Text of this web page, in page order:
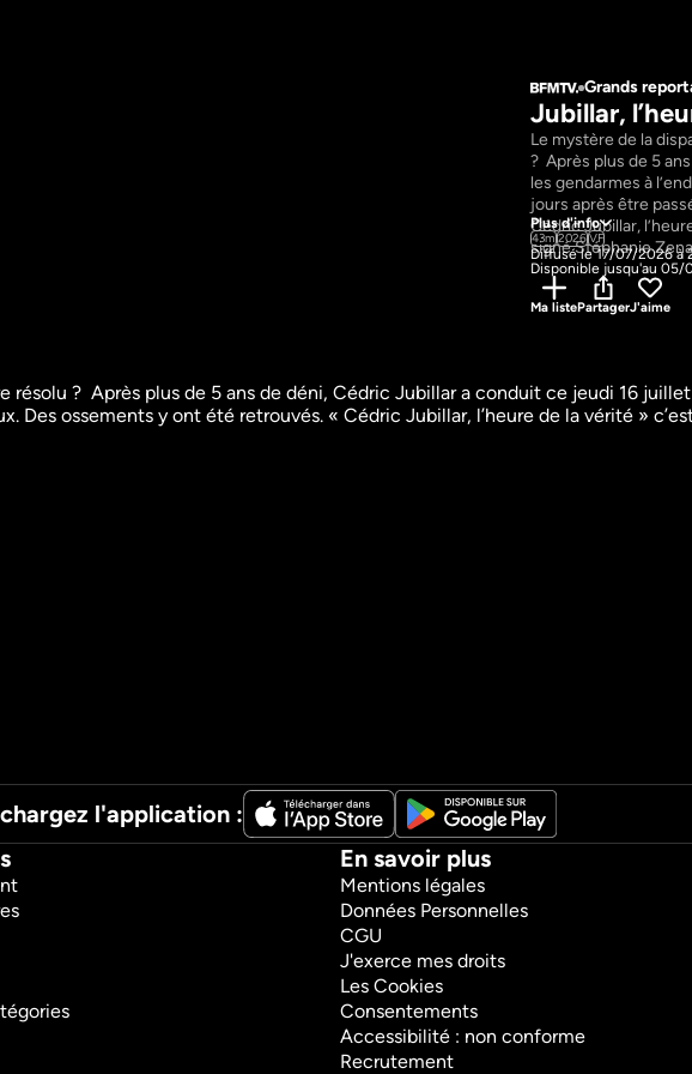
Grands
Jubillar,
Le mystère de la
?  Après plus de 5
les gendarmes à
jours après être
Cédric Jubillar,
signé Stéphanie
Plus d'info
43m2026VF
Diffusé le 17/07/2026 à
Disponible jusqu'au 05/
Ma listePartagerJ'aime
Procès Jubillar, les
Cédric Jubillar : et s'il
?  Après plus de 5 ans de déni, Cédric Jubillar a conduit ce jeudi 16
Des ossements y ont été retrouvés. « Cédric Jubillar, l’heure de la vérité »
l'application :
En savoir plus
Mentions légales
Données Personnelles
CGU
J'exerce mes droits
Les Cookies
Consentements
Accessibilité : non conforme
Recrutement